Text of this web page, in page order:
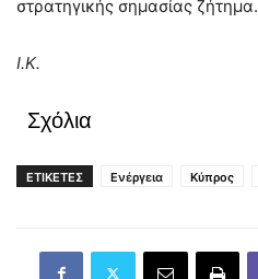
στρατηγικής σημασίας ζήτημα.
Ι.Κ.
Σχόλια
ΕΤΙΚΕΤΕΣ Ενέργεια Κύπρος